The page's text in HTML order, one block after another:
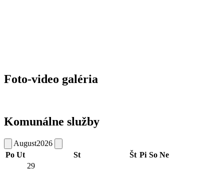
Foto-video galéria
Komunálne služby
August2026
Po Ut St Št Pi So Ne
29